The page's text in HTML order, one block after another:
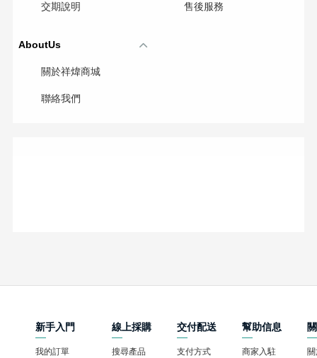
交期說明 售後服務
AboutUs
關於祥煒商城
聯絡我們
新手入門
我的訂單
線上採購
搜尋產品
交付配送
支付方式
幫助信息
商家入駐